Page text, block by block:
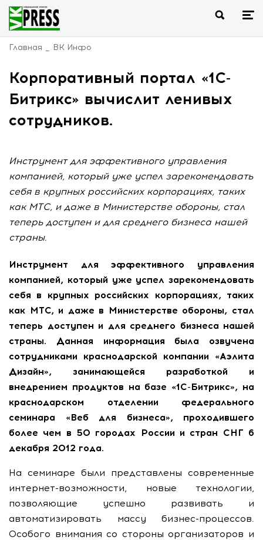
Главная ВК Инфо
Корпоративный портал «1С-
Битрикс» вычислит ленивых
сотрудников.
Инструмент для эффективного управления
компанией, который уже успел зарекомендовать
себя в крупных российских корпорациях, таких
как МТС, и даже в Министерстве обороны, стал
теперь доступен и для среднего бизнеса нашей
страны.
Инструмент для эффективного управления
компанией, который уже успел зарекомендовать
себя в крупных российских корпорациях, таких
как МТС, и даже в Министерстве обороны, стал
теперь доступен и для среднего бизнеса нашей
страны. Данная информация была озвучена
сотрудниками краснодарской компании «Аэлита
Дизайн», занимающейся разработкой и
внедрением продуктов на базе «1С-Битрикс», на
краснодарском отделении федерального
семинара «Веб для бизнеса», проходившего
более чем в 50 городах России и стран СНГ 6
декабря 2012 года.
На семинаре были представлены современные
интернет-возможности, новые технологии,
позволяющие успешно развивать и
автоматизировать массу бизнес-процессов.
Особого внимания со стороны организаторов и